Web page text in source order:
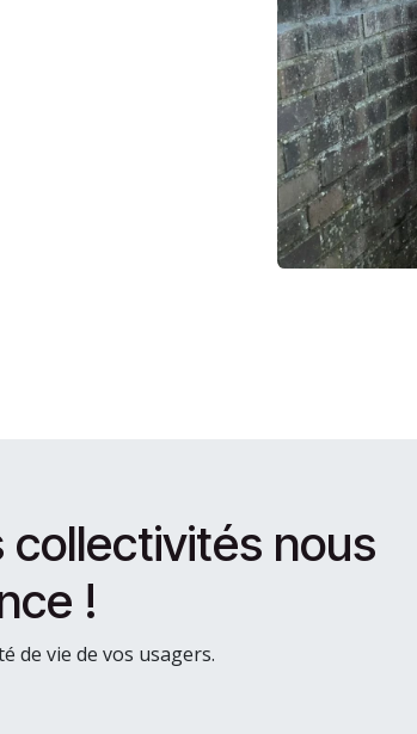
collectivités nous
!
de vie de vos usagers.